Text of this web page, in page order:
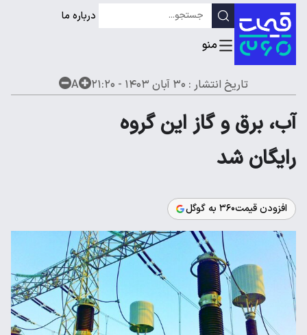
درباره ما
تاریخ انتشار : ۳۰ آبان ۱۴۰۳ - ۲۱:۲۰ A
آب، برق و گاز این گروه
رایگان شد
افزودن قیمت۳۶۰ به گوگل